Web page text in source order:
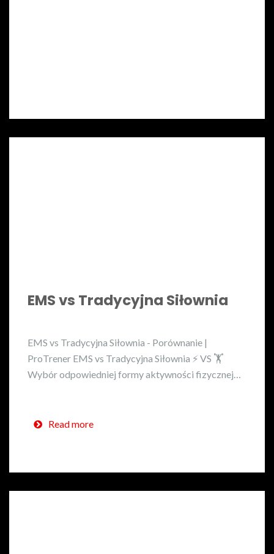
EMS vs Tradycyjna Siłownia
EMS vs Tradycyjna Siłownia - Porównanie |
ProTrener EMS vs Tradycyjna Siłownia ⚡ VS 🏋️
Wybór odpowiedniej formy aktywności fizycznej…
Read more